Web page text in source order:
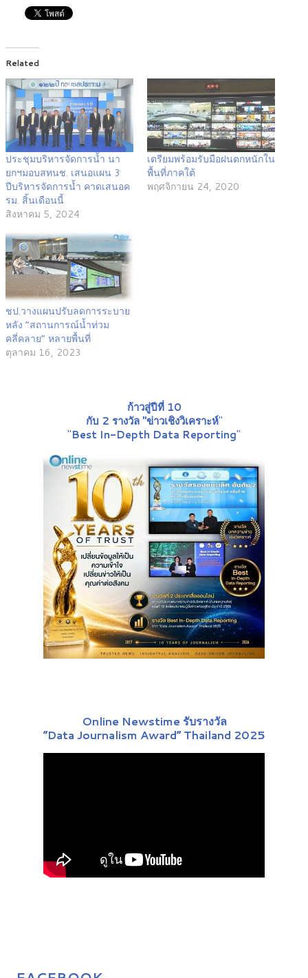
Related
ประชุมบริหารจัดการน้ำ นา
ยกฯมอบสทนช. เสนอแผน 3
ปีบริหารจัดการน้ำ คาดเสนอค
รม. สิ้นเดือนนี้
สิงหาคม 5, 2024
เตรียมพร้อมรับมือฝนตกหนักใน
พื้นที่ภาคใต้
พฤศจิกายน 24, 2020
ชป.วางแผนปรับลดการระบาย
หลัง “สถานการณ์น้ำท่วม
คลี่คลาย” หลายพื้นที่
ตุลาคม 16, 2023
ก้าวสู่ปีที่ 10
กับ 2 รางวัล "ข่าวเชิงวิเคราะห์"
"Best In-Depth Data Reporting"
Online Newstime รับรางวัล
“Data Journalism Award” Thailand 2025